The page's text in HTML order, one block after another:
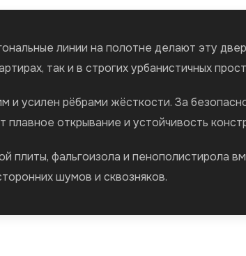
линии на полотне делают эту
так и в строгих урбанистичных
и усилен рёбрами жёсткости. За
открывание и устойчивость
плиты, фальгоизола и пенополистирола
шумов и сквозняков.